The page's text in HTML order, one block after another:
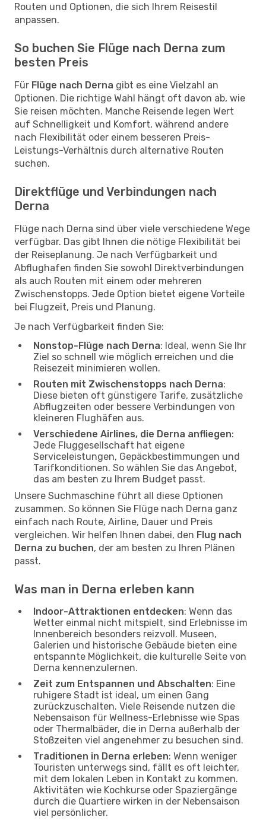
Routen und Optionen, die sich Ihrem Reisestil
anpassen.
So buchen Sie Flüge nach Derna zum
besten Preis
Für Flüge nach Derna gibt es eine Vielzahl an
Optionen. Die richtige Wahl hängt oft davon ab, wie
Sie reisen möchten. Manche Reisende legen Wert
auf Schnelligkeit und Komfort, während andere
nach Flexibilität oder einem besseren Preis-
Leistungs-Verhältnis durch alternative Routen
suchen.
Direktflüge und Verbindungen nach
Derna
Flüge nach Derna sind über viele verschiedene Wege
verfügbar. Das gibt Ihnen die nötige Flexibilität bei
der Reiseplanung. Je nach Verfügbarkeit und
Abflughafen finden Sie sowohl Direktverbindungen
als auch Routen mit einem oder mehreren
Zwischenstopps. Jede Option bietet eigene Vorteile
bei Flugzeit, Preis und Planung.
Je nach Verfügbarkeit finden Sie:
Nonstop-Flüge nach Derna: Ideal, wenn Sie Ihr
Ziel so schnell wie möglich erreichen und die
Reisezeit minimieren wollen.
Routen mit Zwischenstopps nach Derna:
Diese bieten oft günstigere Tarife, zusätzliche
Abflugzeiten oder bessere Verbindungen von
kleineren Flughäfen aus.
Verschiedene Airlines, die Derna anfliegen:
Jede Fluggesellschaft hat eigene
Serviceleistungen, Gepäckbestimmungen und
Tarifkonditionen. So wählen Sie das Angebot,
das am besten zu Ihrem Budget passt.
Unsere Suchmaschine führt all diese Optionen
zusammen. So können Sie Flüge nach Derna ganz
einfach nach Route, Airline, Dauer und Preis
vergleichen. Wir helfen Ihnen dabei, den Flug nach
Derna zu buchen, der am besten zu Ihren Plänen
passt.
Was man in Derna erleben kann
Indoor-Attraktionen entdecken: Wenn das
Wetter einmal nicht mitspielt, sind Erlebnisse im
Innenbereich besonders reizvoll. Museen,
Galerien und historische Gebäude bieten eine
entspannte Möglichkeit, die kulturelle Seite von
Derna kennenzulernen.
Zeit zum Entspannen und Abschalten: Eine
ruhigere Stadt ist ideal, um einen Gang
zurückzuschalten. Viele Reisende nutzen die
Nebensaison für Wellness-Erlebnisse wie Spas
oder Thermalbäder, die in Derna außerhalb der
Stoßzeiten viel angenehmer zu besuchen sind.
Traditionen in Derna erleben: Wenn weniger
Touristen unterwegs sind, fällt es oft leichter,
mit dem lokalen Leben in Kontakt zu kommen.
Aktivitäten wie Kochkurse oder Spaziergänge
durch die Quartiere wirken in der Nebensaison
viel persönlicher.